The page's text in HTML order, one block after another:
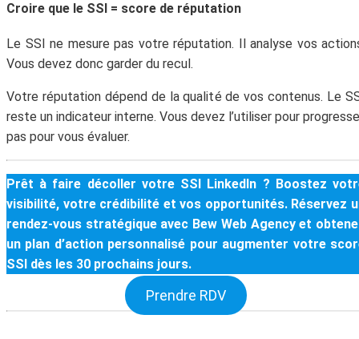
Croire que le SSI = score de réputation
Le SSI ne mesure pas votre réputation. Il analyse vos
Vous devez donc garder du recul.
Votre réputation dépend de la qualité de vos contenus. Le
reste un indicateur interne. Vous devez l’utiliser pour
pas pour vous évaluer.
Prêt à faire décoller votre SSI LinkedIn ? Boostez
visibilité, votre crédibilité et vos opportunités. Réservez
rendez‑vous stratégique avec Bew Web Agency et
un plan d’action personnalisé pour augmenter votre
SSI dès les 30 prochains jours.
Prendre RDV